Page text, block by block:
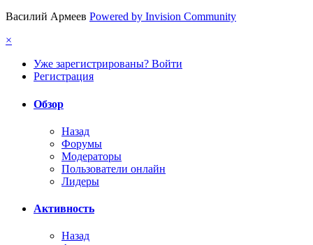
Василий Армеев Powered by Invision Community
×
Уже зарегистрированы? Войти
Регистрация
Обзор
Назад
Форумы
Модераторы
Пользователи онлайн
Лидеры
Активность
Назад